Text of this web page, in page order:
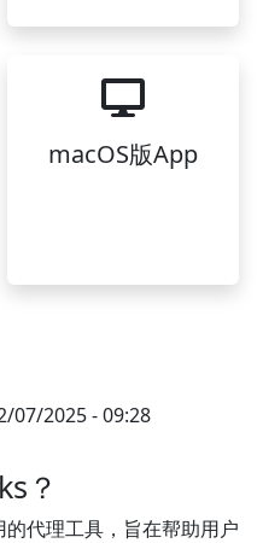
macOS版App
07/2025 - 09:28
？
代理工具，旨在帮助用户